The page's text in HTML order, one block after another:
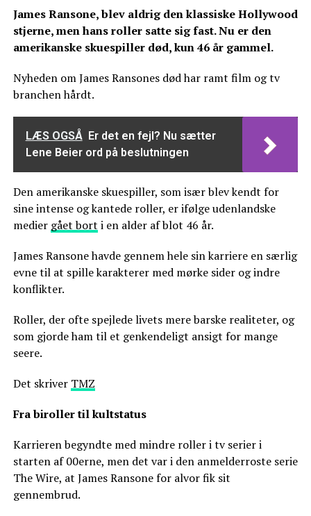
James Ransone, blev aldrig den klassiske Hollywood
stjerne, men hans roller satte sig fast. Nu er den
amerikanske skuespiller død, kun 46 år gammel.
Nyheden om James Ransones død har ramt film og tv
branchen hårdt.
LÆS OGSÅ Er det en fejl? Nu sætter
Lene Beier ord på beslutningen
Den amerikanske skuespiller, som især blev kendt for
sine intense og kantede roller, er ifølge udenlandske
medier gået bort i en alder af blot 46 år.
James Ransone havde gennem hele sin karriere en særlig
evne til at spille karakterer med mørke sider og indre
konflikter.
Roller, der ofte spejlede livets mere barske realiteter, og
som gjorde ham til et genkendeligt ansigt for mange
seere.
Det skriver TMZ
Fra biroller til kultstatus
Karrieren begyndte med mindre roller i tv serier i
starten af 00erne, men det var i den anmelderroste serie
The Wire, at James Ransone for alvor fik sit
gennembrud.